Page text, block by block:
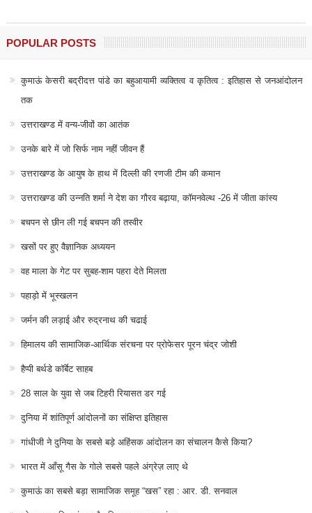
POPULAR POSTS
कुमाऊं केसरी बद्रीदत्त पांडे का बहुआयामी व्यक्तित्व व कृतित्व : इतिहास से जनआंदोलन
तक
उत्तराखण्ड में वन्य-जीवों का आतंक
उनके बारे में जो सिर्फ नाम नहीं जीवन हैं
उत्तराखण्ड के आयुष के हाथ में दिल्ली की रणजी टीम की कमान
उत्तराखण्ड की उन्नति शर्मा ने देश का गौरव बढ़ाया, कॉमनवेल्थ -26 में जीता कांस्य
बचपन से छीन ली गई बचपन की तस्वीर
खसों पर हुए वैज्ञानिक अध्ययन
वह माला के गेट पर सुबह-शाम पहरा देते मिलता
पहाड़ो में भूस्खलन
जर्मन की लड़ाई और रुद्रनाथ की चढाई
हिमालय की सामाजिक-आर्थिक संरचना पर प्रोफेसर पूरन चंद्र जोशी
हैप्पी बर्थडे कॉर्बेट साहब
28 साल के युवा से जब टिहरी रियासत डर गई
दुनिया में शांतिपूर्ण आंदोलनों का संक्षिप्त इतिहास
गांधीजी ने दुनिया के सबसे बड़े अहिंसक आंदोलन का संचालन कैसे किया?
भारत में आँसू गैस के गोले सबसे पहले अंग्रेज़ लाए थे
कुमाऊं का सबसे बड़ा सामाजिक समूह “खस” रहा : आर. डी. सनवाल